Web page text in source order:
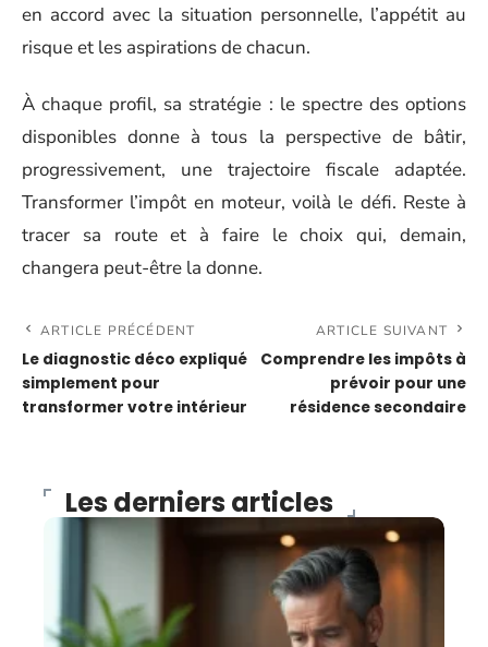
en accord avec la situation personnelle, l’appétit au
risque et les aspirations de chacun.
À chaque profil, sa stratégie : le spectre des options
disponibles donne à tous la perspective de bâtir,
progressivement, une trajectoire fiscale adaptée.
Transformer l’impôt en moteur, voilà le défi. Reste à
tracer sa route et à faire le choix qui, demain,
changera peut-être la donne.
ARTICLE PRÉCÉDENT
Le diagnostic déco expliqué
simplement pour
transformer votre intérieur
ARTICLE SUIVANT
Comprendre les impôts à
prévoir pour une
résidence secondaire
Les derniers articles